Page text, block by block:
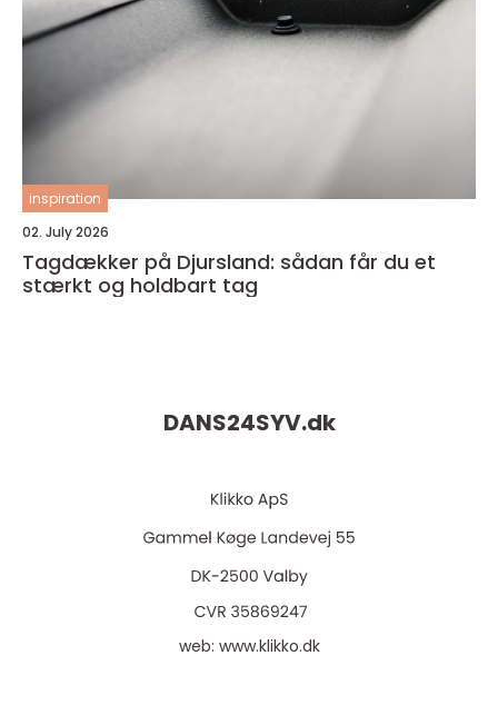
inspiration
02. July 2026
Tagdækker på Djursland: sådan får du et
stærkt og holdbart tag
DANS24SYV.dk
web: www.klikko.dk